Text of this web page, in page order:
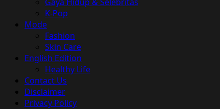
K-Pop
Mode
Fashion
Skin Care
English Edition
Healthy Life
Contact Us
Disclaimer
Privacy Policy